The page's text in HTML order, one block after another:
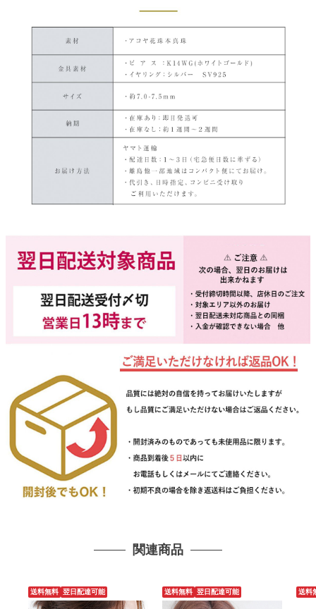
関連商品
送料無料 翌日配達可能 送料無料 翌日配達可能 送料